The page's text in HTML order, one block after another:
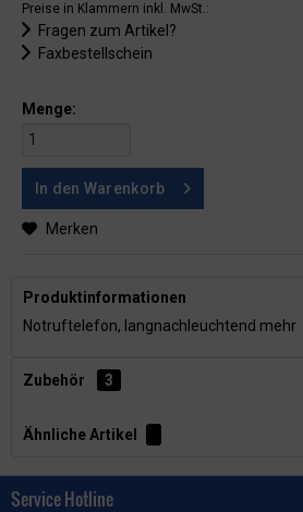
Preise in Klammern inkl. MwSt.:
Fragen zum Artikel?
Faxbestellschein
Menge:
In den Warenkorb
Merken
Produktinformationen
Notruftelefon, langnachleuchtend mehr
Zubehör 3
Ähnliche Artikel
Service Hotline